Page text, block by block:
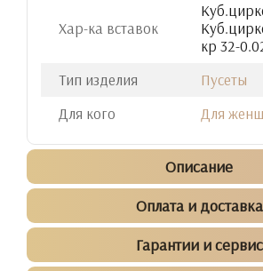
Хар-ка вставок
кр 32-
Тип изделия
Пусеты
Для кого
Для
Описание
Оплата и доставка
Гарантии и сервис